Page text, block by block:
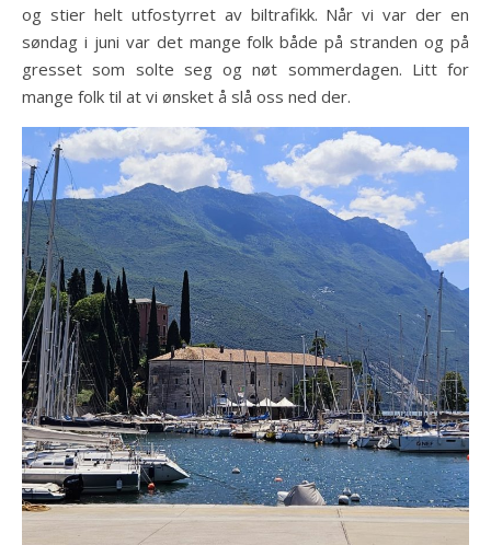
og stier helt utfostyrret av biltrafikk. Når vi var der en
søndag i juni var det mange folk både på stranden og på
gresset som solte seg og nøt sommerdagen. Litt for
mange folk til at vi ønsket å slå oss ned der.